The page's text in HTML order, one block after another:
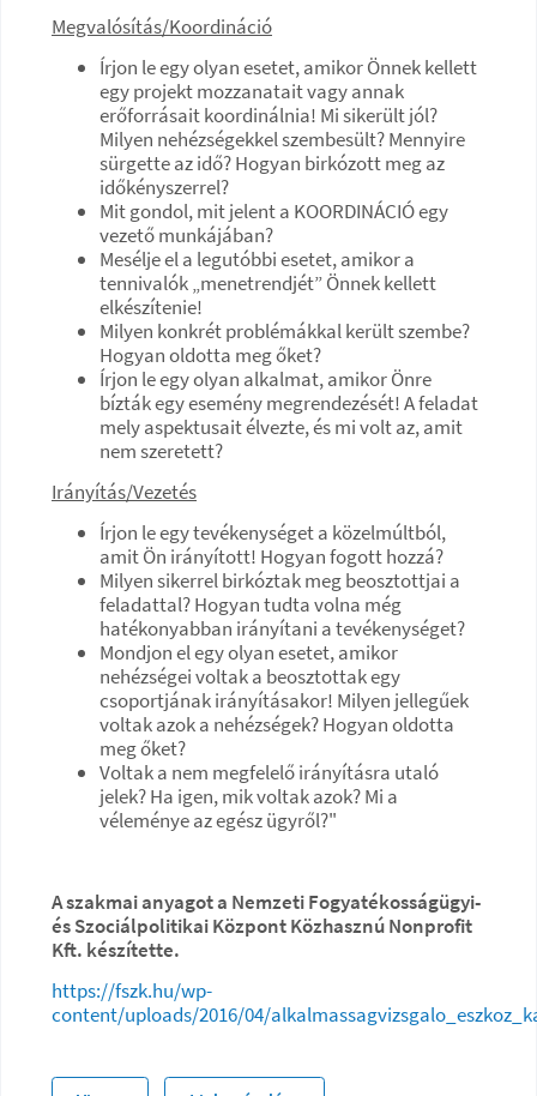
Megvalósítás/Koordináció
Írjon le egy olyan esetet, amikor Önnek kellett
egy projekt mozzanatait vagy annak
erőforrásait koordinálnia! Mi sikerült jól?
Milyen nehézségekkel szembesült? Mennyire
sürgette az idő? Hogyan birkózott meg az
időkényszerrel?
Mit gondol, mit jelent a KOORDINÁCIÓ egy
vezető munkájában?
Mesélje el a legutóbbi esetet, amikor a
tennivalók „menetrendjét” Önnek kellett
elkészítenie!
Milyen konkrét problémákkal került szembe?
Hogyan oldotta meg őket?
Írjon le egy olyan alkalmat, amikor Önre
bízták egy esemény megrendezését! A feladat
mely aspektusait élvezte, és mi volt az, amit
nem szeretett?
Irányítás/Vezetés
Írjon le egy tevékenységet a közelmúltból,
amit Ön irányított! Hogyan fogott hozzá?
Milyen sikerrel birkóztak meg beosztottjai a
feladattal? Hogyan tudta volna még
hatékonyabban irányítani a tevékenységet?
Mondjon el egy olyan esetet, amikor
nehézségei voltak a beosztottak egy
csoportjának irányításakor! Milyen jellegűek
voltak azok a nehézségek? Hogyan oldotta
meg őket?
Voltak a nem megfelelő irányításra utaló
jelek? Ha igen, mik voltak azok? Mi a
véleménye az egész ügyről?"
A szakmai anyagot a Nemzeti Fogyatékosságügyi-
és Szociálpolitikai Központ Közhasznú Nonprofit
Kft. készítette.
https://fszk.hu/wp-
content/uploads/2016/04/